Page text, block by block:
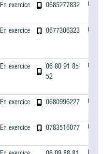
En exercice 0685277832
En exercice 0677306323
En exercice
06 80 91 85
52
En exercice 0680996227
En exercice 0783516077